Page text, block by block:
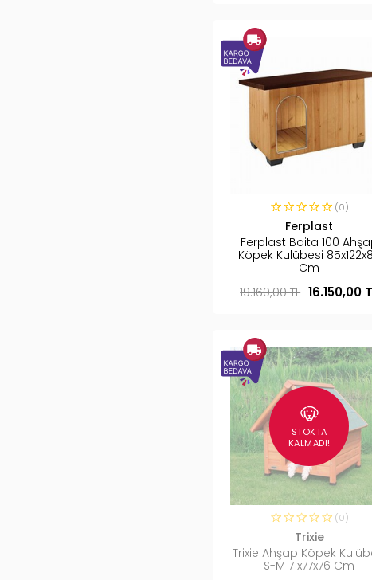
(0)
Ferplast
Ferplast Baita 100
Köpek Kulübesi
Cm
19.160,00 TL 16.150,00
STOKTA
KALMADI!
(0)
Trixie
Trixie Ahşap Köpek
S-M 71x77x76 Cm